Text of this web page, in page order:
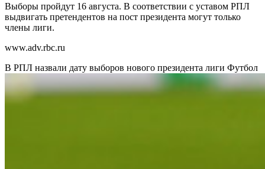
Выборы пройдут 16 августа. В соответствии с уставом РПЛ
выдвигать претендентов на пост президента могут только
члены лиги.
www.adv.rbc.ru
В РПЛ назвали дату выборов нового президента лиги Футбол